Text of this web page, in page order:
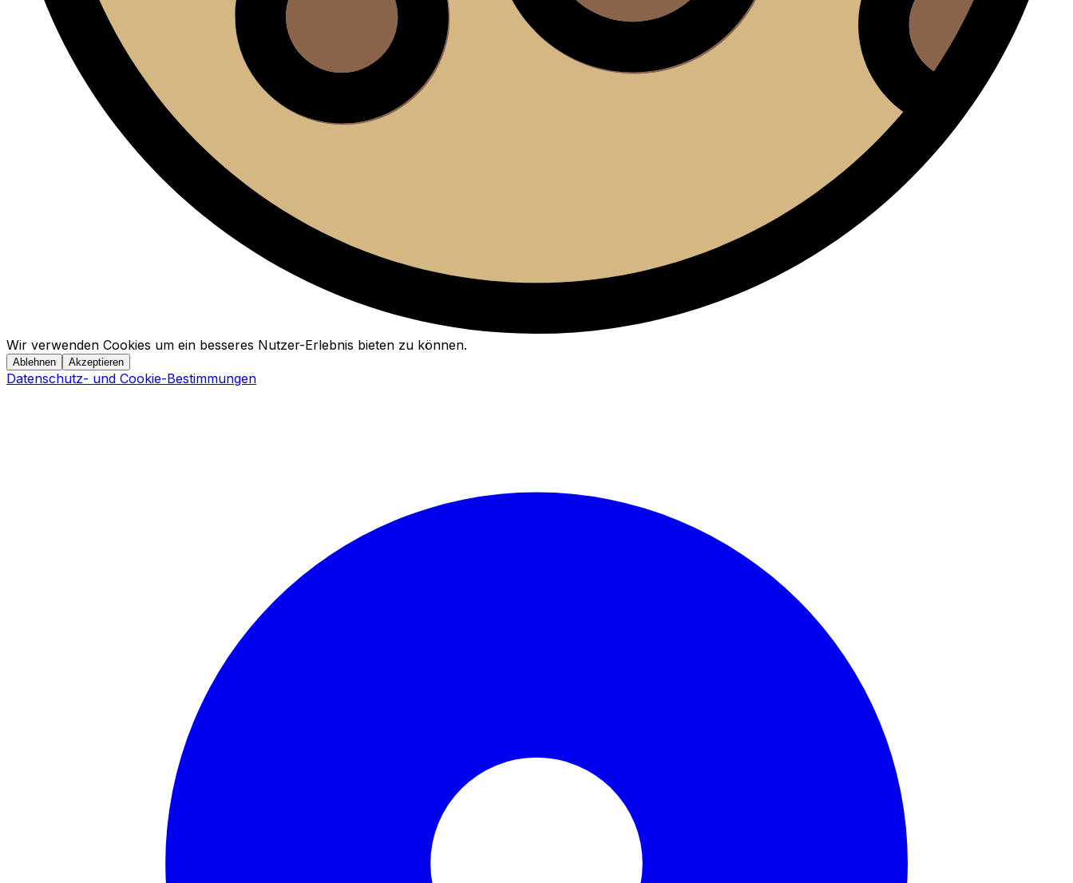
Wir verwenden Cookies um ein besseres Nutzer-Erlebnis bieten zu können.
Ablehnen Akzeptieren
Datenschutz- und Cookie-Bestimmungen